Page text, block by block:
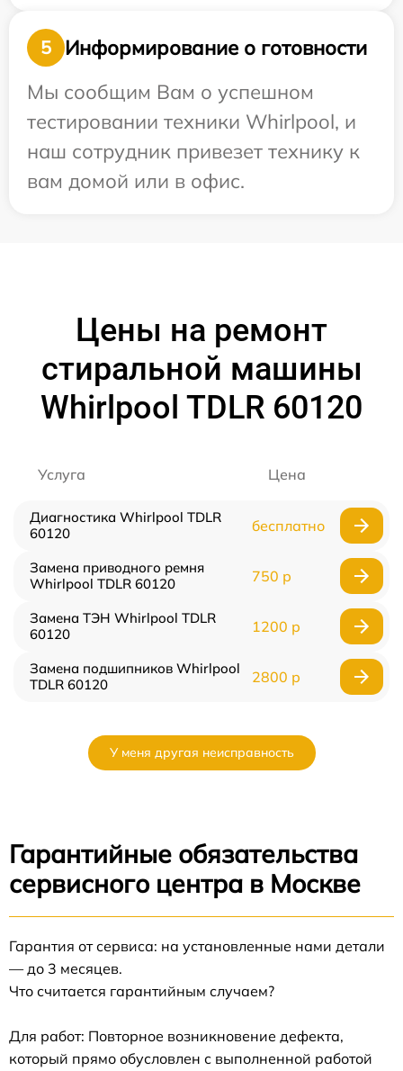
5
Информирование о готовности
Мы сообщим Вам о успешном
тестировании техники Whirlpool, и
наш сотрудник привезет технику к
вам домой или в офис.
Цены на ремонт
стиральной машины
Whirlpool TDLR 60120
Услуга Цена
Диагностика Whirlpool TDLR
60120
бесплатно
Замена приводного ремня
Whirlpool TDLR 60120
750 р
Замена ТЭН Whirlpool TDLR
60120
1200 р
Замена подшипников Whirlpool
TDLR 60120
2800 р
У меня другая неисправность
Гарантийные обязательства
сервисного центра в Москве
Гарантия от сервиса: на установленные нами детали
— до 3 месяцев.
Что считается гарантийным случаем?
Для работ: Повторное возникновение дефекта,
который прямо обусловлен с выполненной работой